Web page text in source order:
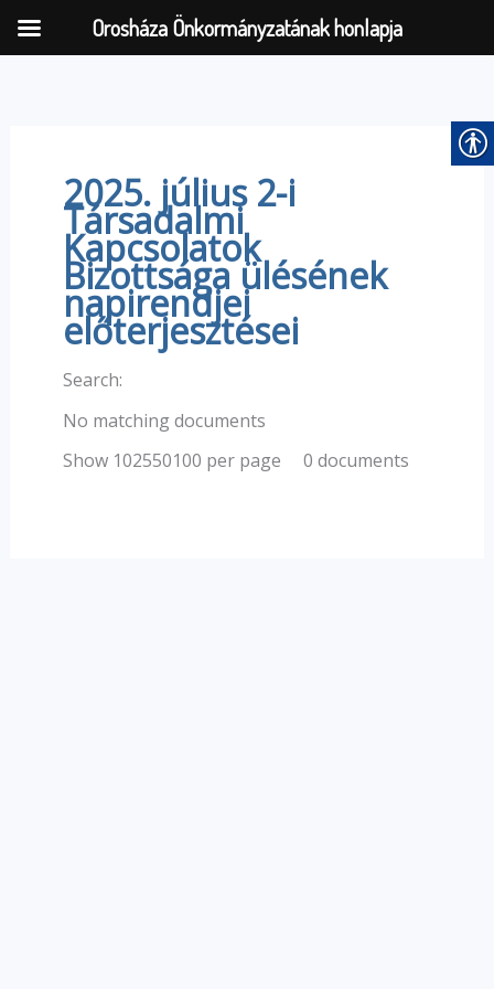
2025. július 2-i
Társadalmi
Kapcsolatok
Bizottsága ülésének
napirendjei
előterjesztései
Search:
No matching documents
Show 102550100 per page
0 documents
Orosháza Önkormányzatának honlapja